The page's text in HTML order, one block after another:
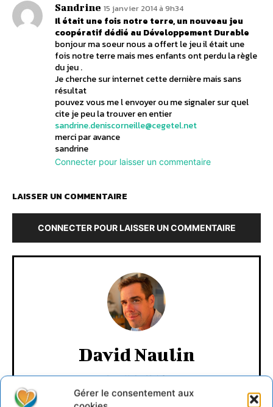
Gérer le consentement aux
Sandrine 15 janvier 2014 à 9h34
Il était une fois notre terre, un nouveau jeu
coopératif dédié au Développement Durable
bonjour ma soeur nous a offert le jeu il était une
fois notre terre mais mes enfants ont perdu la règle
du jeu .
Je cherche sur internet cette dernière mais sans
résultat
pouvez vous me l envoyer ou me signaler sur quel
cite je peu la trouver en entier
sandrine.deniscorneille@cegetel.net
merci par avance
sandrine
Connecter pour laisser un commentaire
LAISSER UN COMMENTAIRE
CONNECTER POUR LAISSER UN COMMENTAIRE
David Naulin
https://cdurable.info
Journaliste de solutions écologiques et sociales en